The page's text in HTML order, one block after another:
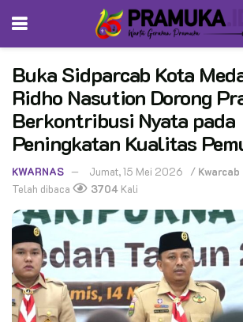
Buka Sidparcab Kota
Ridho Nasution Dorong
Berkontribusi Nyata pada
Peningkatan Kualitas
KWARNAS Jumat, 15 Mei 2026 / Kwarcab
Telah dibaca
3704 Kali